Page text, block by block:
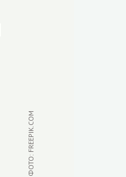
ФОТО: FREEPIK.COM